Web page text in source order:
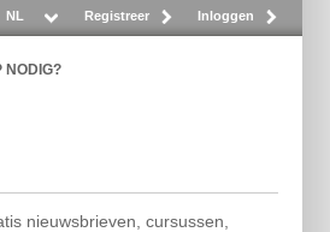
Registreer Inloggen
NL
NODIG?
nieuwsbrieven, cursussen,